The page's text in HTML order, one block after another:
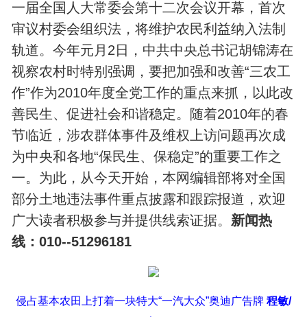
一届全国人大常委会第十二次会议开幕，首次
审议村委会组织法，将维护农民利益纳入法制
轨道。今年元月2日，中共中央总书记胡锦涛在
视察农村时特别强调，要把加强和改善“三农工
作”作为2010年度全党工作的重点来抓，以此改
善民生、促进社会和谐稳定。随着2010年的春
节临近，涉农群体事件及维权上访问题再次成
为中央和各地“保民生、保稳定”的重要工作之
一。为此，从今天开始，本网编辑部将对全国
部分土地违法事件重点披露和跟踪报道，欢迎
广大读者积极参与并提供线索证据。 新闻热
线：010--51296181
侵占基本农田上打着一块特大“一汽大众”奥迪广告牌 程敏/